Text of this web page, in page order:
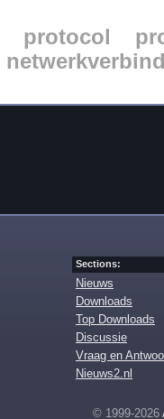
protocol
Sections:
Nieuws
Downloads
Top Downloads
Discussie
Vraag en
Nieuws2.nl
© 1999-2026